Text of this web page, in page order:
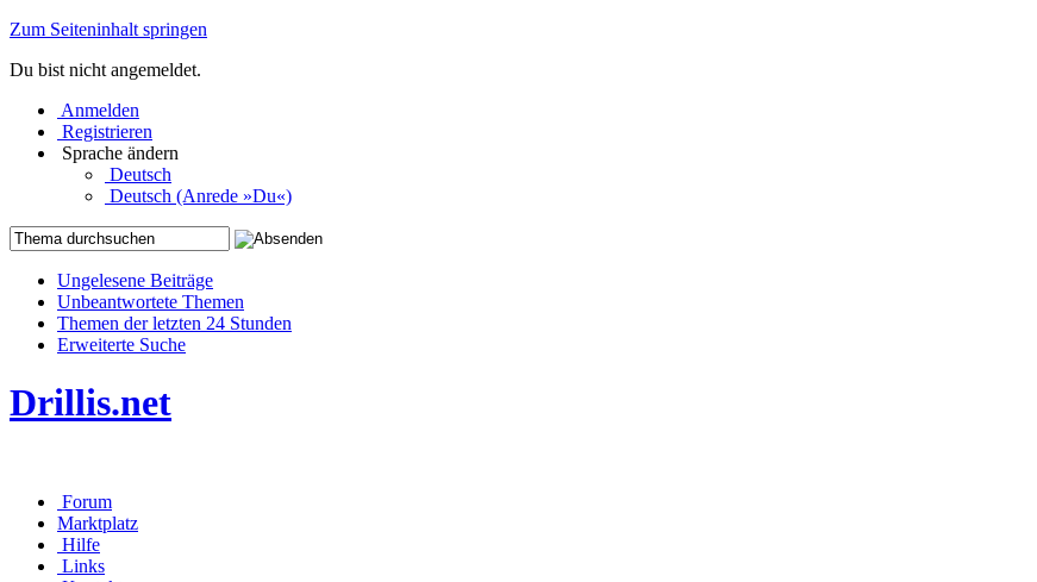
Zum Seiteninhalt springen
Du bist nicht angemeldet.
Anmelden
Registrieren
Sprache ändern
Deutsch
Deutsch (Anrede »Du«)
Ungelesene Beiträge
Unbeantwortete Themen
Themen der letzten 24 Stunden
Erweiterte Suche
Drillis.net
Forum
Marktplatz
Hilfe
Links